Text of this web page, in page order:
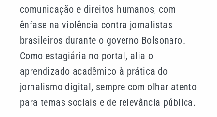
comunicação e direitos humanos, com
ênfase na violência contra jornalistas
brasileiros durante o governo Bolsonaro.
Como estagiária no portal, alia o
aprendizado acadêmico à prática do
jornalismo digital, sempre com olhar atento
para temas sociais e de relevância pública.